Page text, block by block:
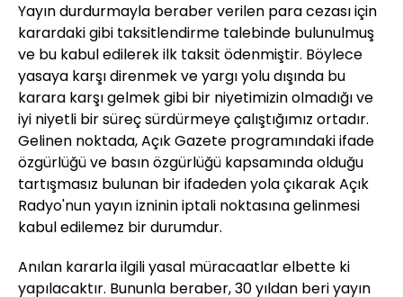
Yayın durdurmayla beraber verilen para cezası için
karardaki gibi taksitlendirme talebinde bulunulmuş
ve bu kabul edilerek ilk taksit ödenmiştir. Böylece
yasaya karşı direnmek ve yargı yolu dışında bu
karara karşı gelmek gibi bir niyetimizin olmadığı ve
iyi niyetli bir süreç sürdürmeye çalıştığımız ortadır.
Gelinen noktada, Açık Gazete programındaki ifade
özgürlüğü ve basın özgürlüğü kapsamında olduğu
tartışmasız bulunan bir ifadeden yola çıkarak Açık
Radyo'nun yayın izninin iptali noktasına gelinmesi
kabul edilemez bir durumdur.
Anılan kararla ilgili yasal müracaatlar elbette ki
yapılacaktır. Bununla beraber, 30 yıldan beri yayın